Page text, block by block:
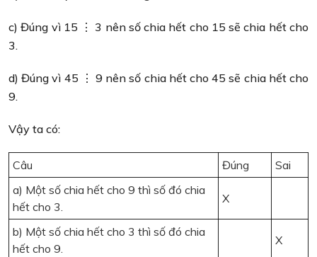
c) Đúng vì 15 ⋮ 3 nên số chia hết cho 15 sẽ chia hết cho
3.
d) Đúng vì 45 ⋮ 9 nên số chia hết cho 45 sẽ chia hết cho
9.
Vậy ta có:
Câu Đúng
Sai
a) Một số chia hết cho 9 thì số đó chia
hết cho 3.
X
b) Một số chia hết cho 3 thì số đó chia
hết cho 9.
X